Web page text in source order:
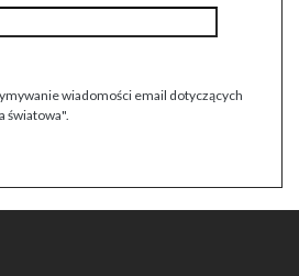
wiadomości email dotyczących
światowa".